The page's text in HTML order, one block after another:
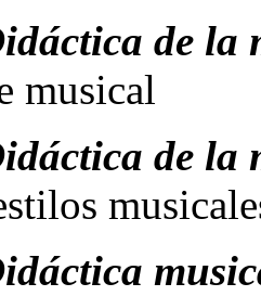
de la
musical
de la